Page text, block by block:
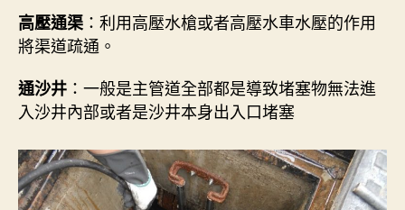
高壓通渠 ：利用高壓水槍或者高壓水車水壓的作用
將渠道疏通。
通沙井 ：一般是主管道全部都是導致堵塞物無法進
入沙井內部或者是沙井本身出入口堵塞